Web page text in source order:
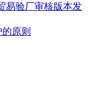
易验厂审核版本发
原则